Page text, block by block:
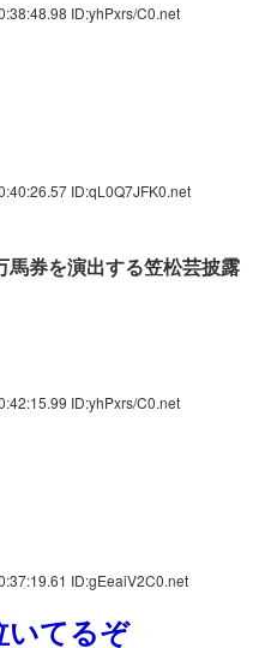
ID:yhPxrs/C0.net
ID:qL0Q7JFK0.net
券を演出する笠松芸披露
ID:yhPxrs/C0.net
ID:gEeaiV2C0.net
いてるぞ